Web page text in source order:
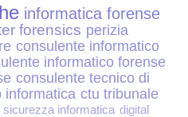
informatica forense
forensics perizia
consulente informatico
informatico forense
consulente tecnico di
informatica ctu tribunale
sicurezza informatica digital